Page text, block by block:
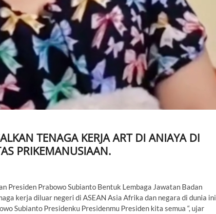
TENAGA KERJA ART DI ANIAYA DI
PRIKEMANUSIAAN.
Presiden Prabowo Subianto Bentuk Lembaga Jawatan Badan
kerja diluar negeri di ASEAN Asia Afrika dan negara di dunia ini
Subianto Presidenku Presidenmu Presiden kita semua “, ujar